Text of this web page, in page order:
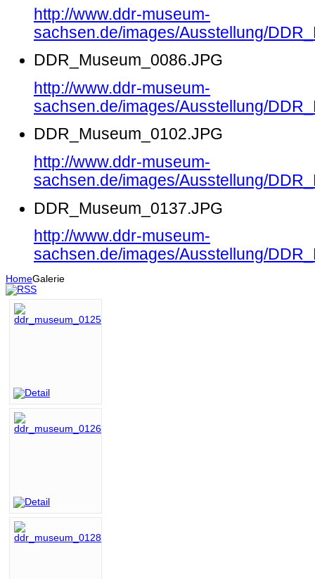
http://www.ddr-museum-
sachsen.de/images/Ausstellung/
DDR_Museum_0086.JPG
http://www.ddr-museum-
sachsen.de/images/Ausstellung/
DDR_Museum_0102.JPG
http://www.ddr-museum-
sachsen.de/images/Ausstellung/
DDR_Museum_0137.JPG
http://www.ddr-museum-
sachsen.de/images/Ausstellung/
HomeGalerie